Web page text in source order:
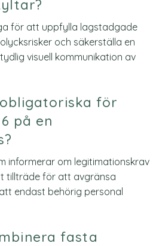
för att uppfylla lagstadgade
och säkerställa en
visuell kommunikation av
för
på en
informerar om legitimationskrav
tillträde för att avgränsa
endast behörig personal
fasta